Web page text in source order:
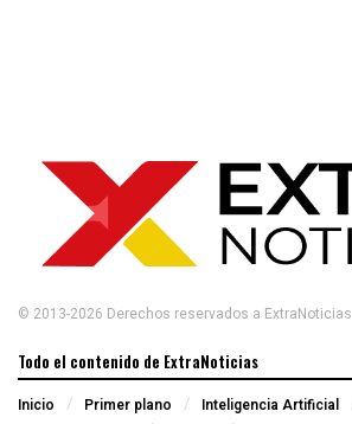
© 2013-2026 Derechos reservados a ExtraNoticias
Todo el contenido de ExtraNoticias
Inicio Primer plano Inteligencia Artificial